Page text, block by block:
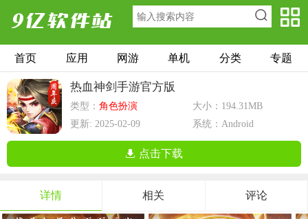
首页 应用 网游 单机 分类 专题
热血神剑手游官方版
类型： 角色扮演
大小：194.31MB
更新: 2025-02-09
系统：Android
点击下载
详情 相关 评论